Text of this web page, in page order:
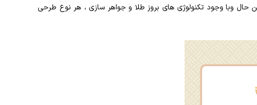
حال وبا وجود تکنولوژی های بروز طلا و جواهر سازی ، هر نوع طرحی